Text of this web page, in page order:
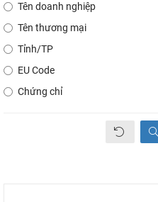
Tên doanh nghiệp
Tên thương mại
Tỉnh/TP
EU Code
Chứng chỉ